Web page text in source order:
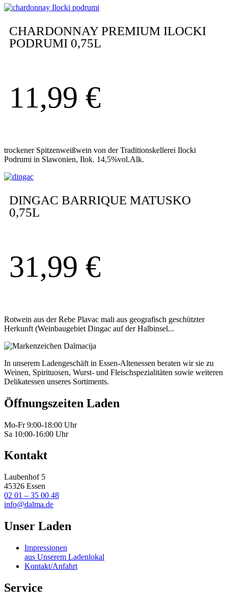
CHARDONNAY PREMIUM ILOCKI
PODRUMI 0,75L
11,99 €
trockener Spitzenweißwein von der Traditionskellerei Ilocki
Podrumi in Slawonien, Ilok. 14,5%vol.Alk.
DINGAC BARRIQUE MATUSKO
0,75L
31,99 €
Rotwein aus der Rebe Plavac mali aus geografisch geschützter
Herkunft (Weinbaugebiet Dingac auf der Halbinsel...
In unserem Ladengeschäft in Essen-Altenessen beraten wir sie zu
Weinen, Spirituosen, Wurst- und Fleischspezialitäten sowie weiteren
Delikatessen unseres Sortiments.
Öffnungszeiten Laden
Mo-Fr 9:00-18:00 Uhr
Sa 10:00-16:00 Uhr
Kontakt
Laubenhof 5
45326 Essen
02 01 – 35 00 48
info@dalma.de
Unser Laden
Impressionen
aus Unserem Ladenlokal
Kontakt/Anfahrt
Service